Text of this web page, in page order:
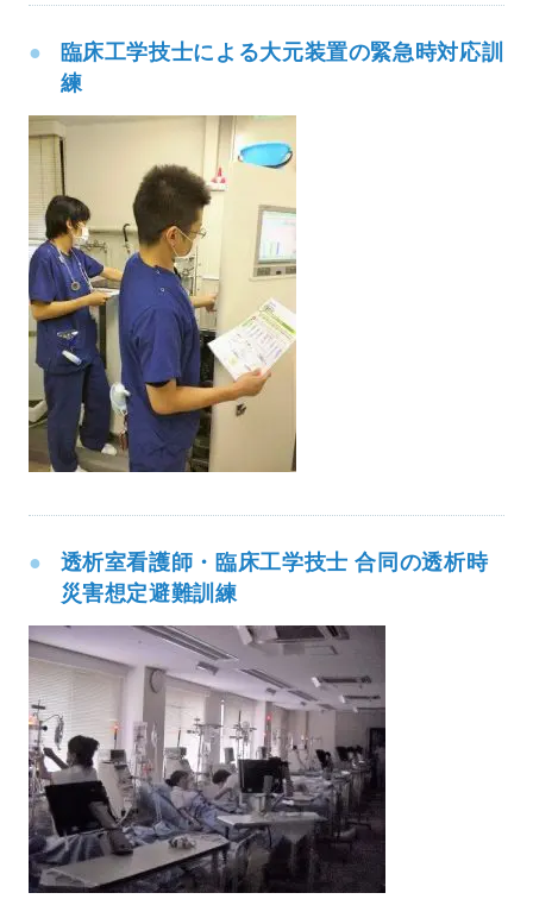
臨床工学技士による大元装置の緊急時対応訓
練
透析室看護師・臨床工学技士 合同の透析時
災害想定避難訓練